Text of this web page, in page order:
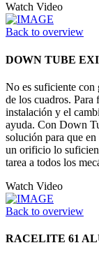
Watch Video
Back to overview
DOWN TUBE
No es suficiente con
de los cuadros.
instalación y el
ayuda. Con Down
solución para que
un orificio lo
tarea a todos los
Watch Video
Back to overview
RACELITE 61